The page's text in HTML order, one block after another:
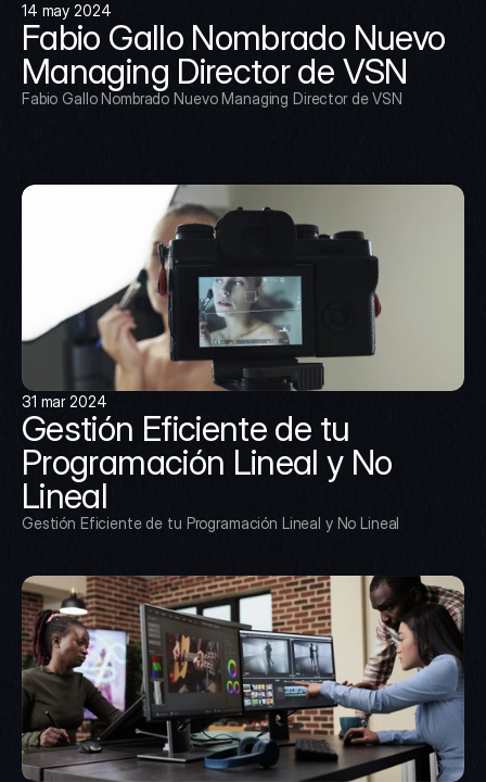
14 may 2024
Fabio Gallo Nombrado Nuevo
Managing Director de VSN
Fabio Gallo Nombrado Nuevo Managing Director de VSN
31 mar 2024
Gestión Eficiente de tu
Programación Lineal y No
Lineal
Gestión Eficiente de tu Programación Lineal y No Lineal